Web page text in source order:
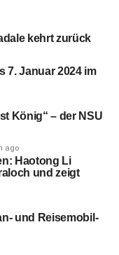
kehrt zurück
7. Januar 2024 im
König“ – der NSU
ago
Haotong Li
und zeigt
und Reisemobil-